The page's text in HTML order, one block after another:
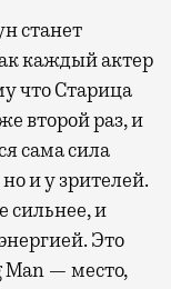
станет
каждый актер
что Старица
второй раз, и
сама сила
и у зрителей.
сильнее, и
Это
— место,